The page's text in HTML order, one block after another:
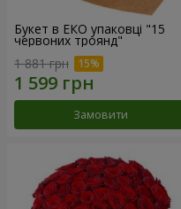
Букет в ЕКО упаковці "15
червоних троянд"
1 881 грн
Замовити